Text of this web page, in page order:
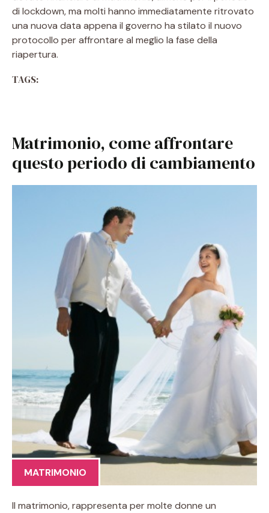
di lockdown, ma molti hanno immediatamente ritrovato
una nuova data appena il governo ha stilato il nuovo
protocollo per affrontare al meglio la fase della
riapertura.
TAGS:
Matrimonio, come affrontare
questo periodo di cambiamento
MATRIMONIO
Il matrimonio, rappresenta per molte donne un